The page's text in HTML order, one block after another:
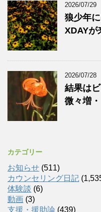
2026/07/29
狼少年
XDAYが
2026/07/28
結果は
微々増・
カテゴリー
お知らせ (511)
カウンセリング日記
体験談 (6)
動画 (3)
支援・援助論 (439)